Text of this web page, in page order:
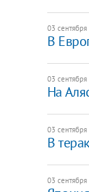
03
В
03
На
03
В
03